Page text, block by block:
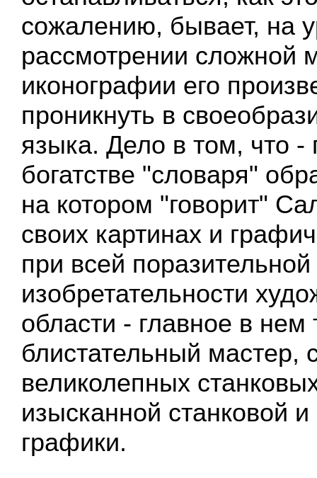
сожалению, бывает, на
рассмотрении сложной
иконографии его
проникнуть в
языка. Дело в том, что -
богатстве "словаря"
на котором "говорит"
своих картинах и
при всей поразительной
изобретательности
области - главное в нем
блистательный мастер,
великолепных
изысканной станковой
графики.